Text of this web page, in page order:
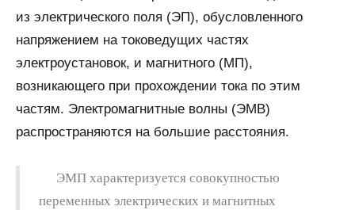
из электрического поля (ЭП), обусловленного
напряжением на токоведущих частях
электроустановок, и магнитного (МП),
возникающего при прохождении тока по этим
частям. Электромагнитные волны (ЭМВ)
распространяются на большие расстояния.
ЭМП характеризуется совокупностью
переменных электрических и магнитных